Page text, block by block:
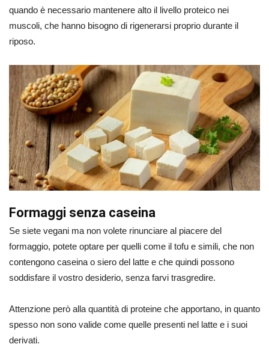
quando è necessario mantenere alto il livello proteico nei
muscoli, che hanno bisogno di rigenerarsi proprio durante il
riposo.
Formaggi senza caseina
Se siete vegani ma non volete rinunciare al piacere del
formaggio, potete optare per quelli come il tofu e simili, che non
contengono caseina o siero del latte e che quindi possono
soddisfare il vostro desiderio, senza farvi trasgredire.
Attenzione però alla quantità di proteine che apportano, in quanto
spesso non sono valide come quelle presenti nel latte e i suoi
derivati.